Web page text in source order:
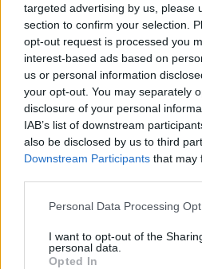
targeted advertising by us, please
section to confirm your selection.
opt-out request is processed you
interest-based ads based on
us or personal information
your opt-out. You may separately
disclosure of your personal
IAB’s list of downstream
also be disclosed by us to third
Downstream Participants that may
Personal Data Processing
I want to opt-out of the
personal data.
Opted In
SEB banko klientai
mobiliuoju telefonu
Mokslas ir IT 2020-04-22